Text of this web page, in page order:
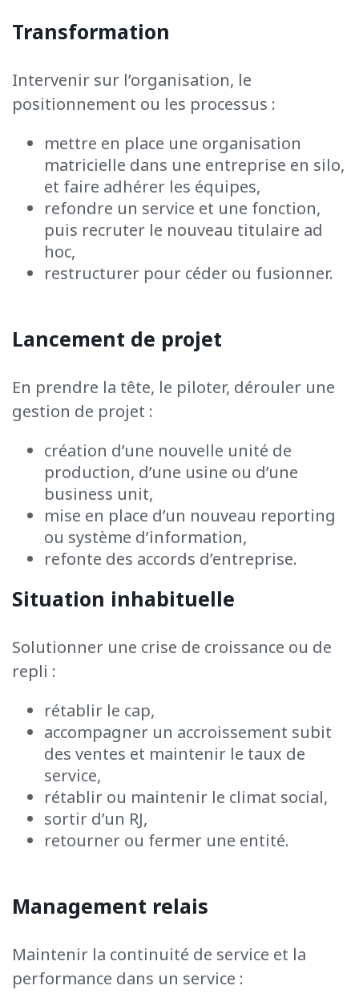
Transformation
Intervenir sur l’organisation, le
positionnement ou les processus :
mettre en place une organisation
matricielle dans une entreprise en silo,
et faire adhérer les équipes,
refondre un service et une fonction,
puis recruter le nouveau titulaire ad
hoc,
restructurer pour céder ou fusionner.
Lancement de projet
En prendre la tête, le piloter, dérouler une
gestion de projet :
création d’une nouvelle unité de
production, d’une usine ou d’une
business unit,
mise en place d’un nouveau reporting
ou système d’information,
refonte des accords d’entreprise.
Situation inhabituelle
Solutionner une crise de croissance ou de
repli :
rétablir le cap,
accompagner un accroissement subit
des ventes et maintenir le taux de
service,
rétablir ou maintenir le climat social,
sortir d’un RJ,
retourner ou fermer une entité.
Management relais
Maintenir la continuité de service et la
performance dans un service :